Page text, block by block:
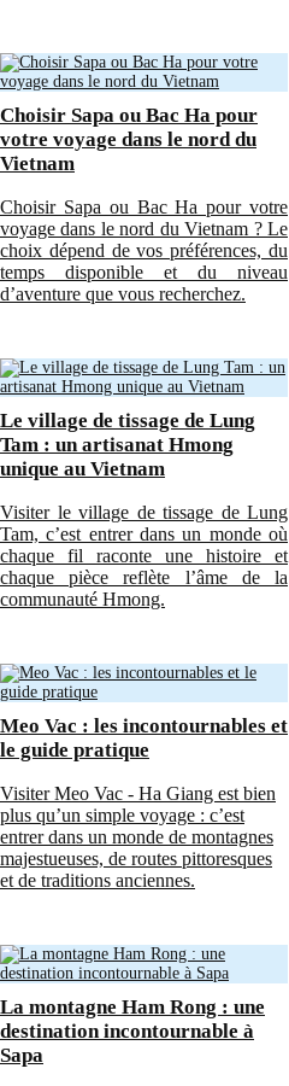
Choisir Sapa ou Bac Ha pour
votre voyage dans le nord du
Vietnam
Choisir Sapa ou Bac Ha pour votre
voyage dans le nord du Vietnam ? Le
choix dépend de vos préférences, du
temps disponible et du niveau
d’aventure que vous recherchez.
Le village de tissage de Lung
Tam : un artisanat Hmong
unique au Vietnam
Visiter le village de tissage de Lung
Tam, c’est entrer dans un monde où
chaque fil raconte une histoire et
chaque pièce reflète l’âme de la
communauté Hmong.
Meo Vac : les incontournables et
le guide pratique
Visiter Meo Vac - Ha Giang est bien
plus qu’un simple voyage : c’est
entrer dans un monde de montagnes
majestueuses, de routes pittoresques
et de traditions anciennes.
La montagne Ham Rong : une
destination incontournable à
Sapa